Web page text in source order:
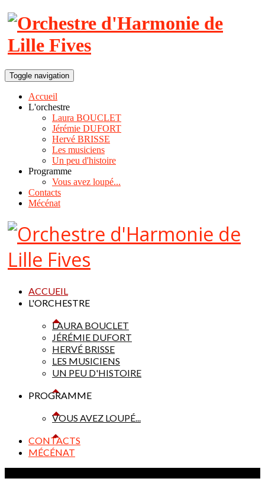
Toggle navigation
Accueil
L'orchestre
Laura BOUCLET
Jérémie DUFORT
Hervé BRISSE
Les musiciens
Un peu d'histoire
Programme
Vous avez loupé...
Contacts
Mécénat
ACCUEIL
L'ORCHESTRE
LAURA BOUCLET
JÉRÉMIE DUFORT
HERVÉ BRISSE
LES MUSICIENS
UN PEU D'HISTOIRE
PROGRAMME
VOUS AVEZ LOUPÉ...
CONTACTS
MÉCÉNAT